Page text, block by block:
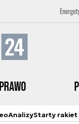
AnalizyStarty rakiet